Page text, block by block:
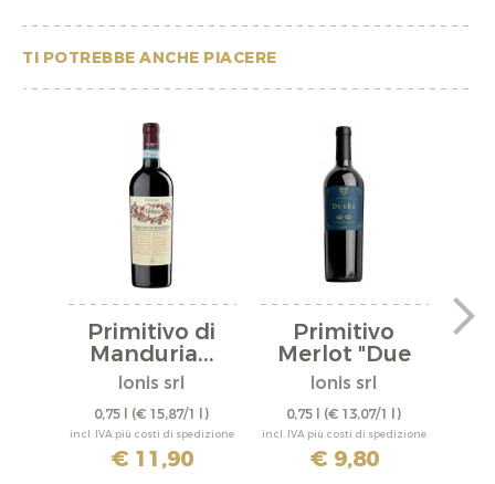
TI POTREBBE ANCHE PIACERE
Primitivo di
Manduria...
Ionis srl
0,75 l (€ 15,87/1 l)
incl. IVA più costi di spedizione
€ 11,90
Primitivo
Merlot "Due
Re" 2025
Ionis srl
0,75 l (€ 13,07/1 l)
incl. IVA più costi di spedizione
€ 9,80